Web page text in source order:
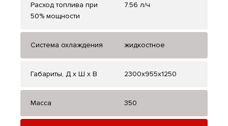
Расход топлива при
50% мощности
7.56 л/ч
Система охлаждения жидкостное
Габариты, Д x Ш x В 2300x955x1250
Масса 350